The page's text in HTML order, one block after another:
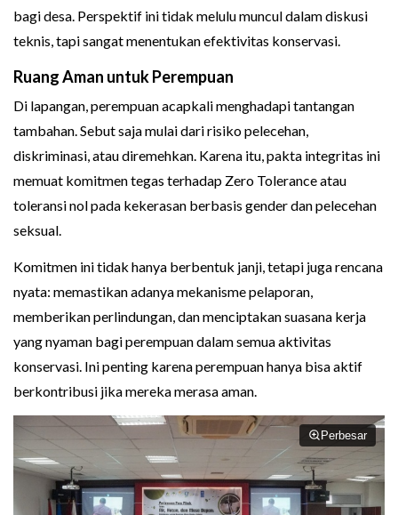
bagi desa. Perspektif ini tidak melulu muncul dalam diskusi
teknis, tapi sangat menentukan efektivitas konservasi.
Ruang Aman untuk Perempuan
Di lapangan, perempuan acapkali menghadapi tantangan
tambahan. Sebut saja mulai dari risiko pelecehan,
diskriminasi, atau diremehkan. Karena itu, pakta integritas ini
memuat komitmen tegas terhadap Zero Tolerance atau
toleransi nol pada kekerasan berbasis gender dan pelecehan
seksual.
Komitmen ini tidak hanya berbentuk janji, tetapi juga rencana
nyata: memastikan adanya mekanisme pelaporan,
memberikan perlindungan, dan menciptakan suasana kerja
yang nyaman bagi perempuan dalam semua aktivitas
konservasi. Ini penting karena perempuan hanya bisa aktif
berkontribusi jika mereka merasa aman.
Perbesar